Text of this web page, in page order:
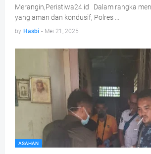
Merangin,Peristiwa24.id Dalam rangka
yang aman dan kondusif, Polres …
by Hasbi - Mei 21, 2025
ASAHAN